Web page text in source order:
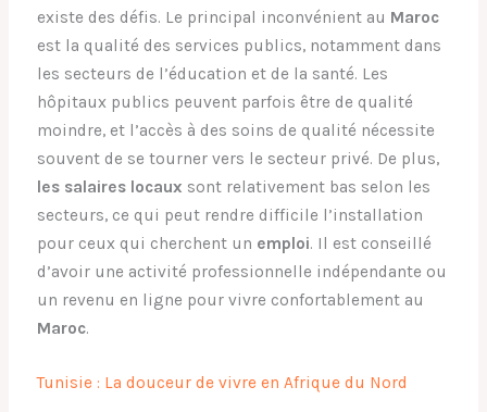
existe des défis. Le principal inconvénient au Maroc
est la qualité des services publics, notamment dans
les secteurs de l’éducation et de la santé. Les
hôpitaux publics peuvent parfois être de qualité
moindre, et l’accès à des soins de qualité nécessite
souvent de se tourner vers le secteur privé. De plus,
les salaires locaux sont relativement bas selon les
secteurs, ce qui peut rendre difficile l’installation
pour ceux qui cherchent un emploi. Il est conseillé
d’avoir une activité professionnelle indépendante ou
un revenu en ligne pour vivre confortablement au
Maroc.
Tunisie : La douceur de vivre en Afrique du Nord